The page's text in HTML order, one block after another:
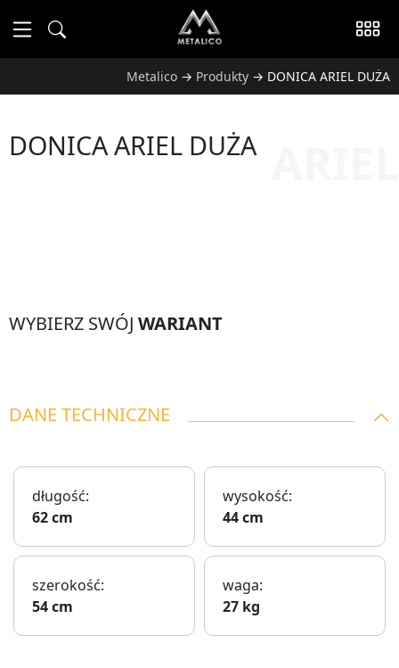
Metalico → Produkty → DONICA ARIEL DUŻA
DONICA ARIEL DUŻA
WYBIERZ SWÓJ WARIANT
DANE TECHNICZNE
długość:
62 cm
wysokość:
44 cm
szerokość:
54 cm
waga:
27 kg